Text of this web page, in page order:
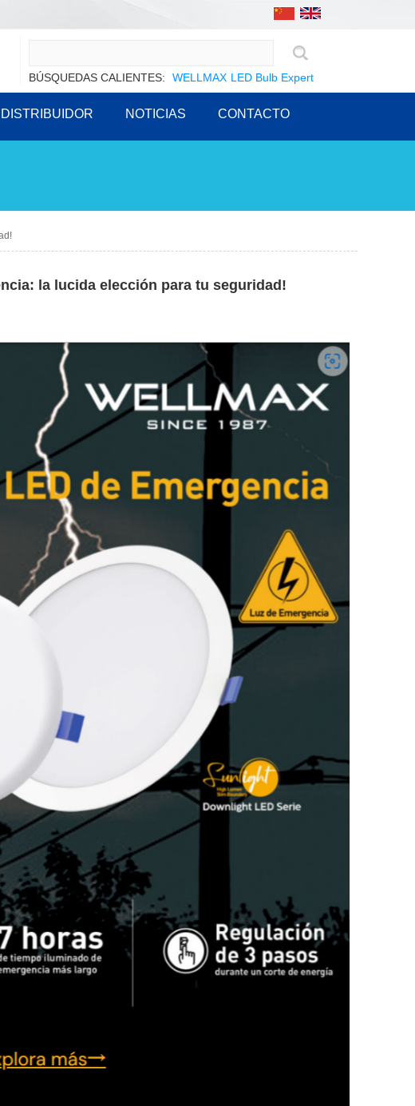
BÚSQUEDAS CALIENTES: WELLMAX LED Bulb Expert
DISTRIBUIDOR NOTICIAS CONTACTO
la lucida elección para tu seguridad!